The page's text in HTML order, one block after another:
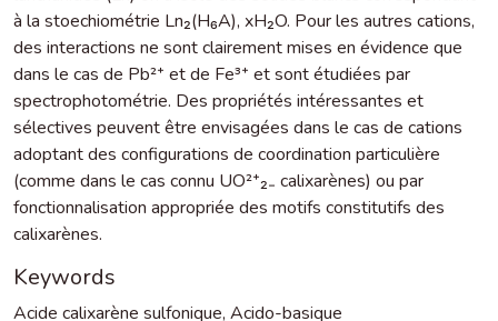
à la stoechiométrie Ln₂(H₆A), xH₂O. Pour les autres cations,
des interactions ne sont clairement mises en évidence que
dans le cas de Pb²⁺ et de Fe³⁺ et sont étudiées par
spectrophotométrie. Des propriétés intéressantes et
sélectives peuvent être envisagées dans le cas de cations
adoptant des configurations de coordination particulière
(comme dans le cas connu UO²⁺₂₋ calixarènes) ou par
fonctionnalisation appropriée des motifs constitutifs des
calixarènes.
Keywords
Acide calixarène sulfonique, Acido-basique